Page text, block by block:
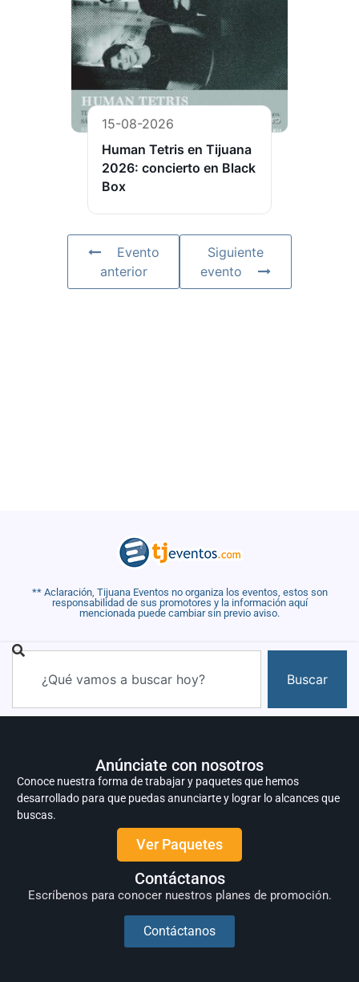
15-08-2026
Human Tetris en Tijuana
2026: concierto en Black
Box
Evento
anterior
Siguiente
evento
** Aclaración, Tijuana Eventos no organiza los eventos, estos son
responsabilidad de sus promotores y la información aquí
mencionada puede cambiar sin previo aviso.
Buscar
Anúnciate con nosotros
Conoce nuestra forma de trabajar y paquetes que hemos
desarrollado para que puedas anunciarte y lograr lo alcances que
buscas.
Ver Paquetes
Contáctanos
Escríbenos para conocer nuestros planes de promoción.
Contáctanos